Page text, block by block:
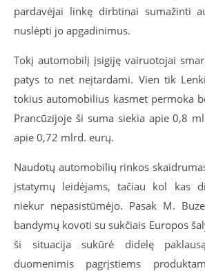
pardavėjai linkę dirbtinai sumažinti
nuslėpti jo apgadinimus.
Tokį automobilį įsigiję vairuotojai
patys to net neįtardami. Vien tik
tokius automobilius kasmet permoka
Prancūzijoje ši suma siekia apie 0,8
apie 0,72 mlrd. eurų.
Naudotų automobilių rinkos
įstatymų leidėjams, tačiau kol kas
niekur nepasistūmėjo. Pasak M.
bandymų kovoti su sukčiais Europos
ši situacija sukūrė didelę
duomenimis pagrįstiems